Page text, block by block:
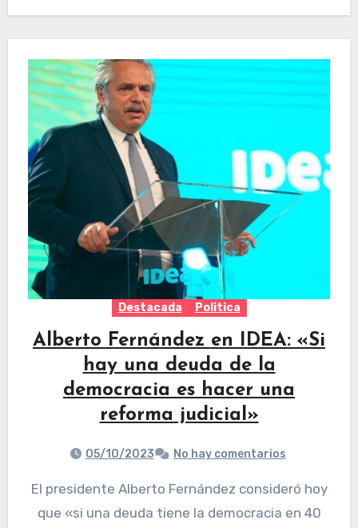
Destacada Politica
Alberto Fernández en IDEA: «Si
hay una deuda de la
democracia es hacer una
reforma judicial»
05/10/2023 No hay comentarios
El presidente Alberto Fernández consideró hoy
que «si una deuda tiene la democracia en 40